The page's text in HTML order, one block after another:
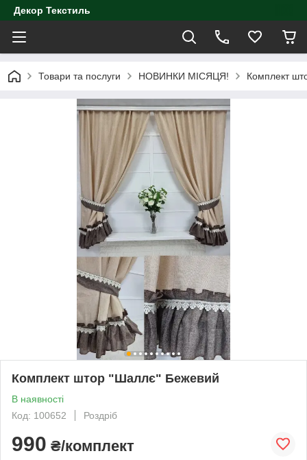
Декор Текстиль
Товари та послуги НОВИНКИ МІСЯЦЯ! Комплект
Комплект штор "Шаллє" Бежевий
В наявності
Код: 100652
Роздріб
990 ₴/комплект